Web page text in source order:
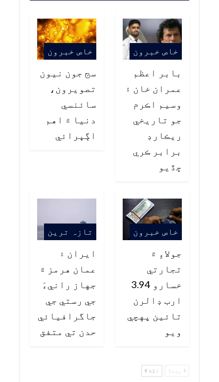
خاص خبرون
بابر اعظم
عمران خان ۽
وسيم اڪرم
جو تاريخي
ريڪارڊ
برابر ڪري
ڇڏيو
خاص خبرون
سج جون نيون
تصويرون،
سائنسي
دنيا ۾ اهم
اڳڀرائي
خاص خبرون
جولاءِ ۾
تجارتي
خسارو 3.94
ارب ڊالرن
تائين پهچي
ويو
تازہ ترین
ايران ۽
عمان هرمز ۾
جهاز رانيءَ
جي رستي جي
جاگرافيائي
حدن تي متفق
پچھلا اگلا